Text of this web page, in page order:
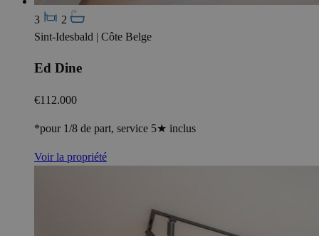
3
2
Sint-Idesbald | Côte Belge
Ed Dine
€112.000
*pour 1/8 de part, service 5★ inclus
Voir la propriété